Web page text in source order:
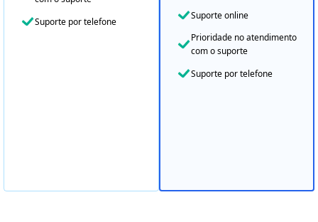
Suporte por telefone
Suporte online
Prioridade no atendimento
com o suporte
Suporte por telefone